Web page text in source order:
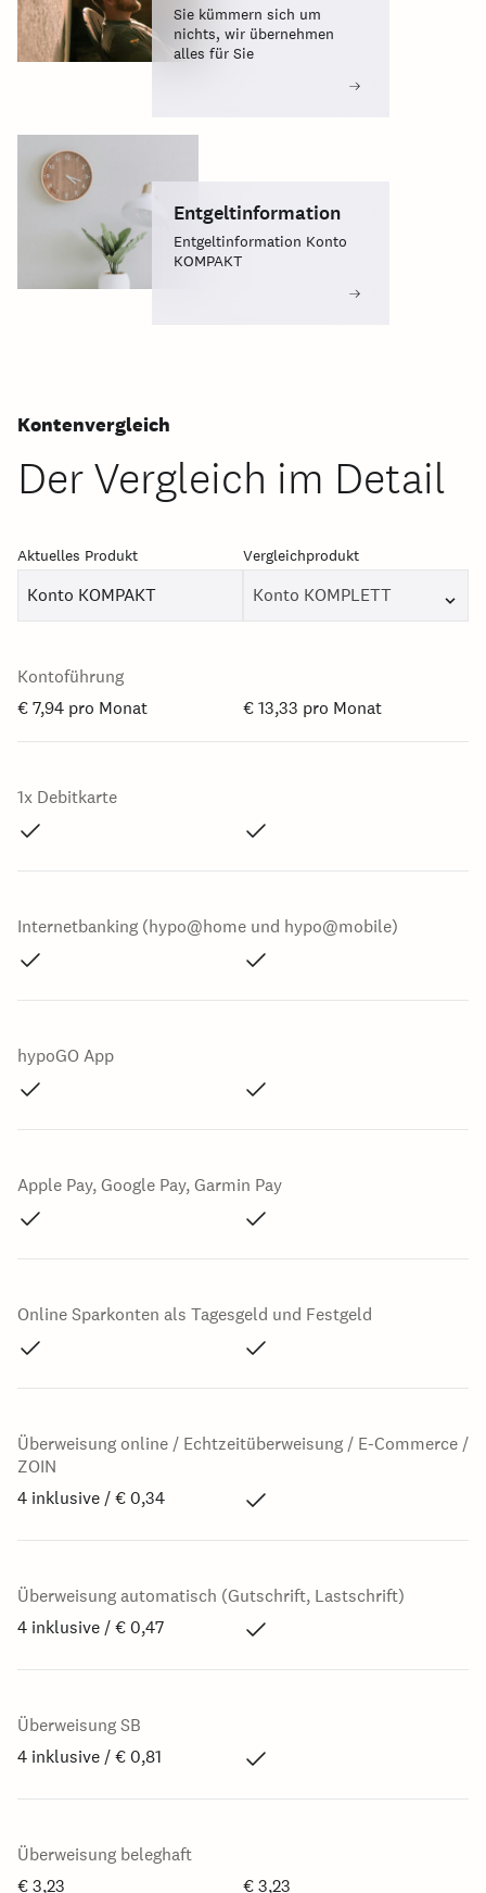
Sie kümmern sich um
nichts, wir übernehmen
alles für Sie
Entgeltinformation
Entgeltinformation Konto
KOMPAKT
Kontenvergleich
Der Vergleich im Detail
Aktuelles Produkt
Konto KOMPAKT
Vergleichprodukt
Konto KOMPLETT
Kontoführung
€ 7,94 pro Monat
€ 13,33 pro Monat
1x Debitkarte
Internetbanking (hypo@home und hypo@mobile)
hypoGO App
Apple Pay, Google Pay, Garmin Pay
Online Sparkonten als Tagesgeld und Festgeld
Überweisung online / Echtzeitüberweisung / E-Commerce /
ZOIN
4 inklusive / € 0,34
Überweisung automatisch (Gutschrift, Lastschrift)
4 inklusive / € 0,47
Überweisung SB
4 inklusive / € 0,81
Überweisung beleghaft
€ 3,23
€ 3,23